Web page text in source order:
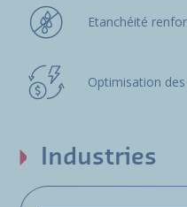
Etanchéité
Optimisation
Industries